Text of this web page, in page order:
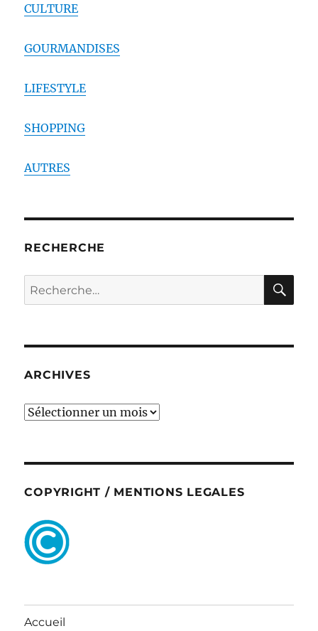
CULTURE
GOURMANDISES
LIFESTYLE
SHOPPING
AUTRES
RECHERCHE
Recherche
pour :
ARCHIVES
ARCHIVES
COPYRIGHT / MENTIONS LEGALES
Accueil